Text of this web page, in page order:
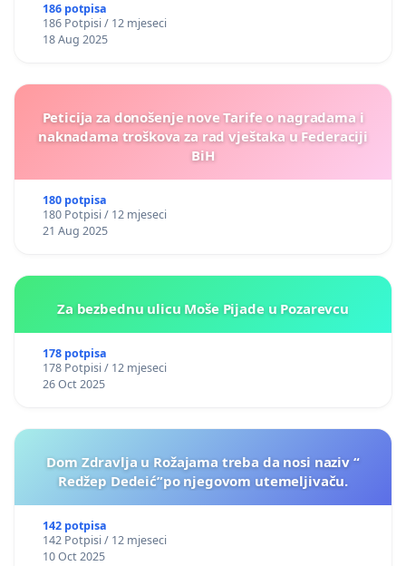
186 potpisa
186 Potpisi / 12 mjeseci
18 Aug 2025
Peticija za donošenje nove Tarife o nagradama i
naknadama troškova za rad vještaka u Federaciji
BiH
180 potpisa
180 Potpisi / 12 mjeseci
21 Aug 2025
Za bezbednu ulicu Moše Pijade u Pozarevcu
178 potpisa
178 Potpisi / 12 mjeseci
26 Oct 2025
Dom Zdravlja u Rožajama treba da nosi naziv “
Redžep Dedeić”po njegovom utemeljivaču.
142 potpisa
142 Potpisi / 12 mjeseci
10 Oct 2025